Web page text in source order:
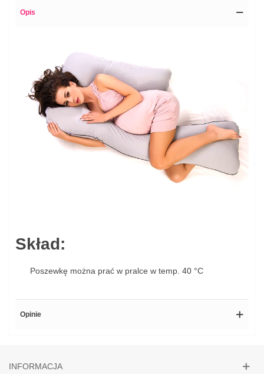
Opis
Skład:
Poszewkę można prać w pralce w temp. 40 °C
Opinie
INFORMACJA